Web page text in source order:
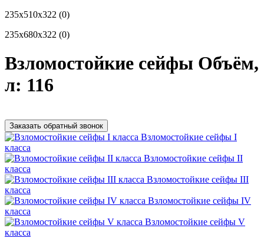
235x510x322 (0)
235x680x322 (0)
Взломостойкие сейфы Объём,
л: 116
Заказать обратный звонок
Взломостойкие сейфы I
класса
Взломостойкие сейфы II
класса
Взломостойкие сейфы III
класса
Взломостойкие сейфы IV
класса
Взломостойкие сейфы V
класса